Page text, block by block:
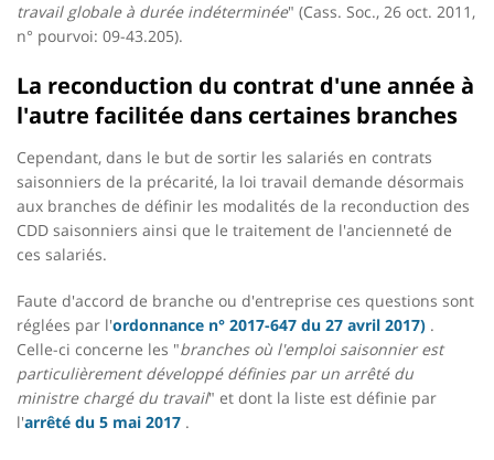
travail globale à durée indéterminée" (Cass. Soc., 26 oct. 2011,
n° pourvoi: 09-43.205).
La reconduction du contrat d'une année à
l'autre facilitée dans certaines branches
Cependant, dans le but de sortir les salariés en contrats
saisonniers de la précarité, la loi travail demande désormais
aux branches de définir les modalités de la reconduction des
CDD saisonniers ainsi que le traitement de l'ancienneté de
ces salariés.
Faute d'accord de branche ou d'entreprise ces questions sont
réglées par l'ordonnance n° 2017-647 du 27 avril 2017) .
Celle-ci concerne les "branches où l'emploi saisonnier est
particulièrement développé définies par un arrêté du
ministre chargé du travail" et dont la liste est définie par
l'arrêté du 5 mai 2017 .